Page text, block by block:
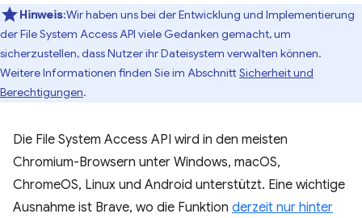
Hinweis:Wir haben uns bei der Entwicklung und Implementierung
der File System Access API viele Gedanken gemacht, um
sicherzustellen, dass Nutzer ihr Dateisystem verwalten können.
Weitere Informationen finden Sie im Abschnitt Sicherheit und
Berechtigungen.
Die File System Access API wird in den meisten
Chromium-Browsern unter Windows, macOS,
ChromeOS, Linux und Android unterstützt. Eine wichtige
Ausnahme ist Brave, wo die Funktion derzeit nur hinter